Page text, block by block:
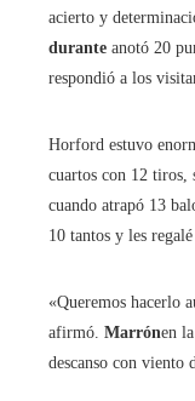
acierto y
durante anotó 20
respondió a los
Horford estuvo
cuartos con 12 tiros,
cuando atrapó 13
10 tantos y les
«Queremos hacerlo
afirmó. Marrónen
descanso con viento